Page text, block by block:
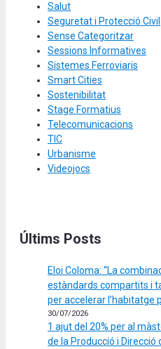
Salut
Seguretat i Protecció Civil
Sense Categoritzar
Sessions Informatives
Sistemes Ferroviaris
Smart Cities
Sostenibilitat
Stage Formatius
Telecomunicacions
TIC
Urbanisme
Videojocs
Últims Posts
Eloi Coloma: “La
estàndards compartits i
per accelerar l’habitatge
30/07/2026
1 ajut del 20% per al
de la Producció i Direcció